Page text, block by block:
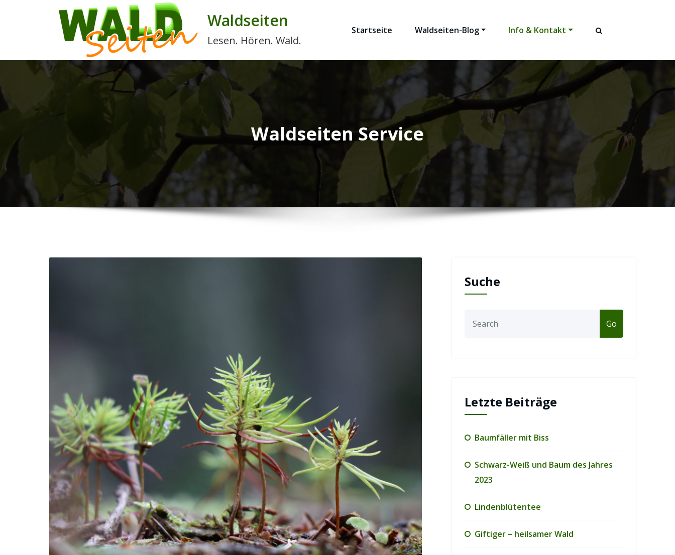
Waldseiten
Lesen. Hören. Wald.
Startseite Waldseiten-Blog Info & Kontakt
Waldseiten Service
Suche
Go
Letzte Beiträge
Baumfäller mit Biss
Schwarz-Weiß und Baum des Jahres
2023
Lindenblütentee
Giftiger – heilsamer Wald